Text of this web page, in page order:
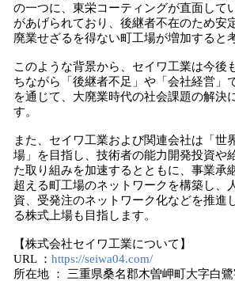
の一つに、東栄コーティングが直面して
があげられており、後継者不在のため安
廃業せざるを得ない町工場が増加すると
このような背景から、セイワ工業は今後
ちながら「後継者不足」や「会社経営」
を通じて、大廃業時代の社会課題の解決
す。
また、セイワ工業および関連会社は「世
場」を目指し、技術者の能力開発投資や
た取り組みを加速するとともに、事業承
超える町工場のネットワークを構築し、
資、受発注のネットワーク化などを推進
る株式上場も目指します。
【株式会社セイワ工業について】
URL ： https://seiwa04.com/
所在地 ： 三重県桑名郡木曽岬町大字白